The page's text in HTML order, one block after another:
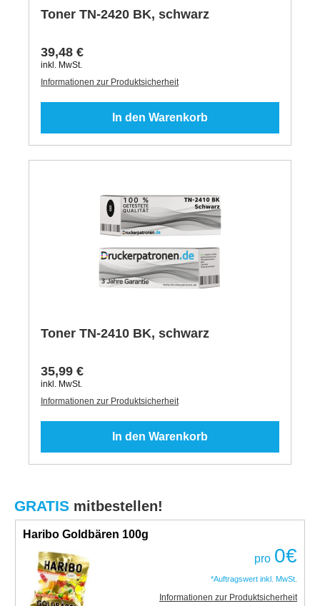
Toner TN-2420 BK, schwarz
39,48 €
inkl. MwSt.
Informationen zur Produktsicherheit
In den Warenkorb
Toner TN-2410 BK, schwarz
35,99 €
inkl. MwSt.
Informationen zur Produktsicherheit
In den Warenkorb
GRATIS mitbestellen!
Haribo Goldbären 100g
pro 0€
*Auftragswert inkl. MwSt.
Informationen zur Produktsicherheit